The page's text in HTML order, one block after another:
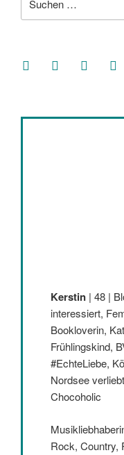
nach:
facebooksoundcloud
twitter
Kerstin | 48 |
interessiert,
Bookloverin,
Frühlingskind,
#EchteLiebe,
Nordsee
Chocoholic
Rock, Country,